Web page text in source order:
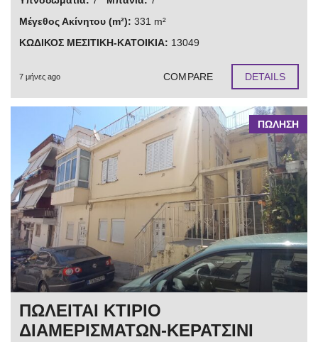
Μέγεθος Ακίνητου (m²): 331 m²
ΚΩΔΙΚΟΣ ΜΕΣΙΤΙΚΗ-ΚΑΤΟΙΚΙΑ: 13049
7 μήνες ago COMPARE DETAILS
ΠΩΛΗΣΗ
ΠΩΛΕΙΤΑΙ ΚΤΙΡΙΟ
ΔΙΑΜΕΡΙΣΜΑΤΩΝ-ΚΕΡΑΤΣΙΝΙ